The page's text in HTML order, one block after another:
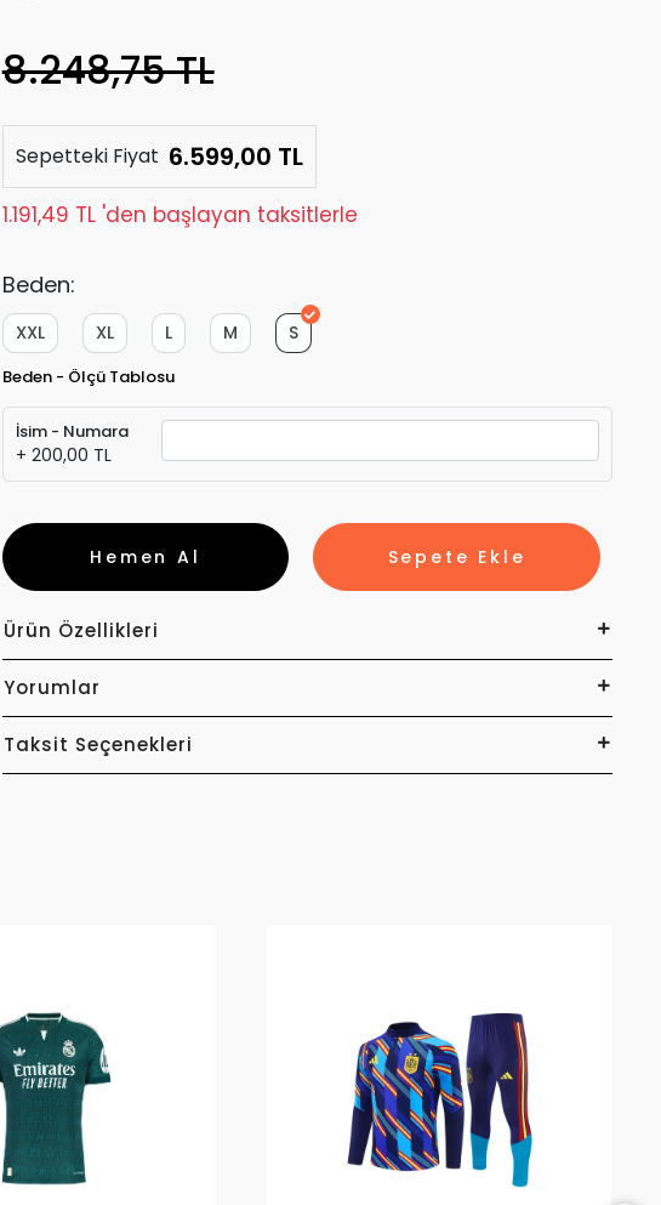
8.248,75 TL
Sepetteki Fiyat 6.599,00 TL
1.191,49 TL 'den başlayan taksitlerle
Beden:
S
M
L
XL
XXL
Beden - Ölçü Tablosu
İsim - Numara
+ 200,00 TL
Sepete Ekle
Hemen Al
Ürün Özellikleri
Yorumlar
Taksit Seçenekleri